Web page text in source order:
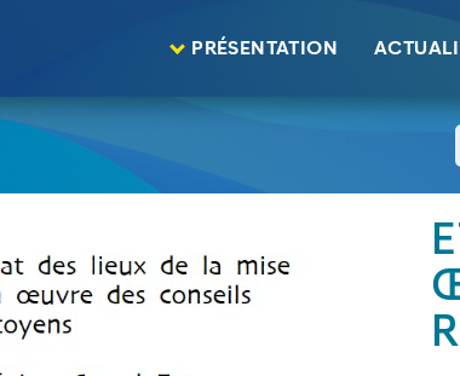
PRÉSENTATION
Etat des lieux de la mise œuvre des conseils
cookies